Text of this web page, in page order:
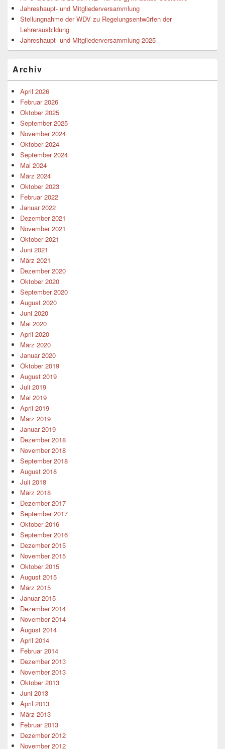
Jahreshaupt- und Mitgliederversammlung
Stellungnahme der WDV zu Regelungsentwürfen der
Lehrerausbildung
Jahreshaupt- und Mitgliederversammlung 2025
Archiv
April 2026
Februar 2026
Oktober 2025
September 2025
November 2024
Oktober 2024
September 2024
Mai 2024
März 2024
Oktober 2023
Februar 2022
Januar 2022
Dezember 2021
November 2021
Oktober 2021
Juni 2021
März 2021
Dezember 2020
Oktober 2020
September 2020
August 2020
Juni 2020
Mai 2020
April 2020
März 2020
Januar 2020
Oktober 2019
August 2019
Juli 2019
Mai 2019
April 2019
März 2019
Januar 2019
Dezember 2018
November 2018
September 2018
August 2018
Juli 2018
März 2018
Dezember 2017
September 2017
Oktober 2016
September 2016
Dezember 2015
November 2015
Oktober 2015
August 2015
März 2015
Januar 2015
Dezember 2014
November 2014
August 2014
April 2014
Februar 2014
Dezember 2013
November 2013
Oktober 2013
Juni 2013
April 2013
März 2013
Februar 2013
Dezember 2012
November 2012